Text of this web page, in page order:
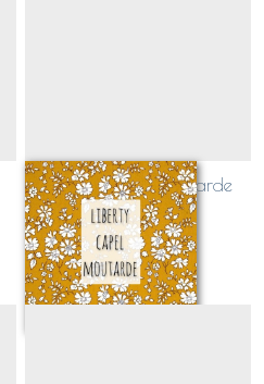
Liberty Capel Moutarde
(CLASSIQUE)
Sur demande